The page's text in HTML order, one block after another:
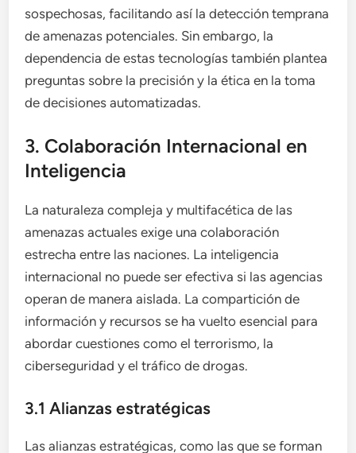
sospechosas, facilitando así la detección temprana
de amenazas potenciales. Sin embargo, la
dependencia de estas tecnologías también plantea
preguntas sobre la precisión y la ética en la toma
de decisiones automatizadas.
3. Colaboración Internacional en
Inteligencia
La naturaleza compleja y multifacética de las
amenazas actuales exige una colaboración
estrecha entre las naciones. La inteligencia
internacional no puede ser efectiva si las agencias
operan de manera aislada. La compartición de
información y recursos se ha vuelto esencial para
abordar cuestiones como el terrorismo, la
ciberseguridad y el tráfico de drogas.
3.1 Alianzas estratégicas
Las alianzas estratégicas, como las que se forman